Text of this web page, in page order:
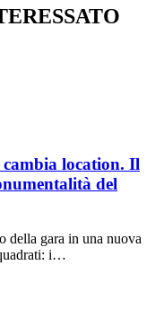
location. Il
del
della gara in una nuova
i…